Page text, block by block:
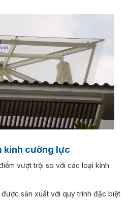
kính cường lực
sản xuất với quy trình đặc biệt